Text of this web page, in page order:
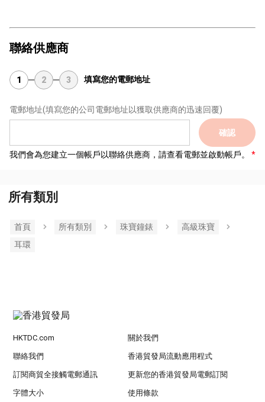
聯絡供應商
1 2 3 填寫您的電郵地址
電郵地址(填寫您的公司電郵地址以獲取供應商的迅速回覆)
確認
我們會為您建立一個帳戶以聯絡供應商，請查看電郵並啟動帳戶。
所有類別
首頁 所有類別 珠寶鐘錶
高級珠寶
耳環
HKTDC.com 關於我們
聯絡我們 香港貿發局流動應用程式
訂閱商貿全接觸電郵通訊 更新您的香港貿發局電郵訂閱
字體大小 使用條款